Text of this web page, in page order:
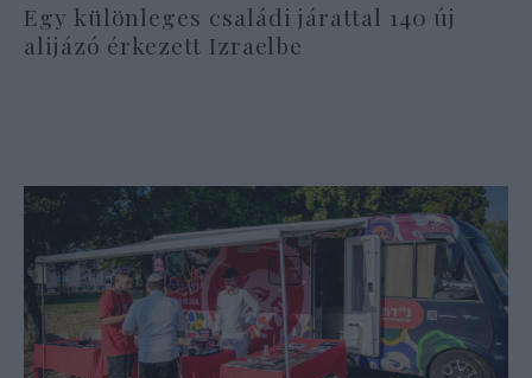
Egy különleges családi járattal 140 új
alijázó érkezett Izraelbe